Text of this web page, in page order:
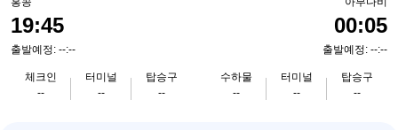
19:45
출발예정: --:--
체크인
--
터미널
--
탑승구
--
00:05
출발예정: --:--
수하물
--
터미널
--
탑승구
--